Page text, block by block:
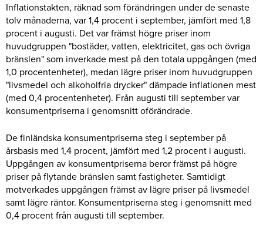
Inflationstakten, räknad som förändringen under de senaste
tolv månaderna, var 1,4 procent i september, jämfört med 1,8
procent i augusti. Det var främst högre priser inom
huvudgruppen "bostäder, vatten, elektricitet, gas och övriga
bränslen" som inverkade mest på den totala uppgången (med
1,0 procentenheter), medan lägre priser inom huvudgruppen
"livsmedel och alkoholfria drycker" dämpade inflationen mest
(med 0,4 procentenheter). Från augusti till september var
konsumentpriserna i genomsnitt oförändrade.
De finländska konsumentpriserna steg i september på
årsbasis med 1,4 procent, jämfört med 1,2 procent i augusti.
Uppgången av konsumentpriserna beror främst på högre
priser på flytande bränslen samt fastigheter. Samtidigt
motverkades uppgången främst av lägre priser på livsmedel
samt lägre räntor. Konsumentpriserna steg i genomsnitt med
0,4 procent från augusti till september.